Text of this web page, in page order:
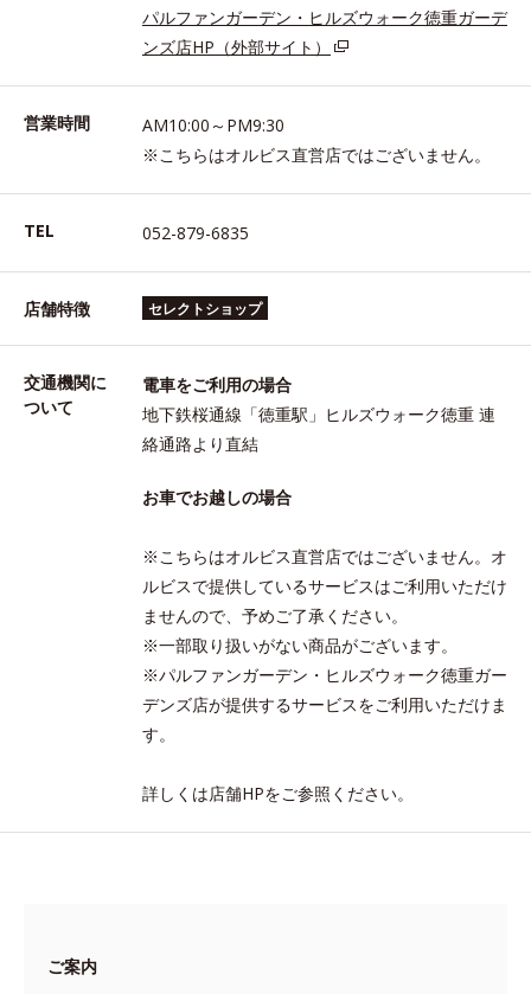
パルファンガーデン・ヒルズウォーク徳重ガーデ
ンズ店HP（外部サイト）
営業時間
AM10:00～PM9:30
※こちらはオルビス直営店ではございません。
TEL 052-879-6835
店舗特徴 セレクトショップ
交通機関に
ついて
電車をご利用の場合
地下鉄桜通線「徳重駅」ヒルズウォーク徳重 連
絡通路より直結
お車でお越しの場合
※こちらはオルビス直営店ではございません。オ
ルビスで提供しているサービスはご利用いただけ
ませんので、予めご了承ください。
※一部取り扱いがない商品がございます。
※パルファンガーデン・ヒルズウォーク徳重ガー
デンズ店が提供するサービスをご利用いただけま
す。
詳しくは店舗HPをご参照ください。
ご案内